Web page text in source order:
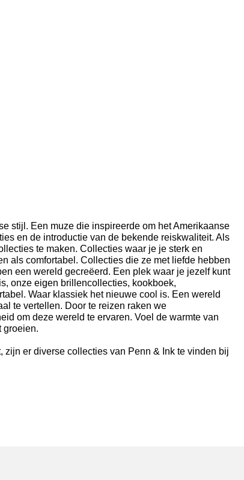
stijl. Een muze die inspireerde om het Amerikaanse
en de introductie van de bekende reiskwaliteit. Als
te maken. Collecties waar je je sterk en
als comfortabel. Collecties die ze met liefde hebben
een wereld gecreëerd. Een plek waar je jezelf kunt
onze eigen brillencollecties, kookboek,
Waar klassiek het nieuwe cool is. Een wereld
te vertellen. Door te reizen raken we
om deze wereld te ervaren. Voel de warmte van
groeien.
er diverse collecties van Penn & Ink te vinden bij